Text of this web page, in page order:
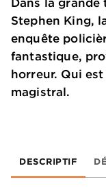
Stephen King,
enquête
fantastique,
horreur. Qui est
magistral.
DESCRIPTIF